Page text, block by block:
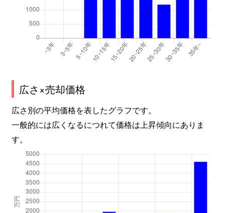
広さ×売却価格
広さ別の平均価格を表したグラフです。
一般的には広くなるにつれて価格は上昇傾向にありま
す。